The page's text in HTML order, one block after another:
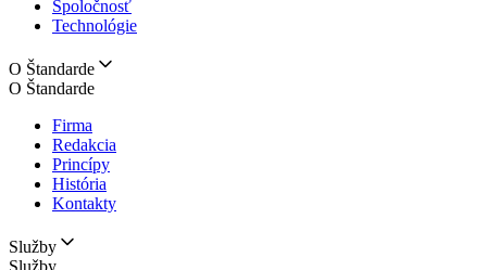
Spoločnosť
Technológie
O Štandarde
O Štandarde
Firma
Redakcia
Princípy
História
Kontakty
Služby
Služby